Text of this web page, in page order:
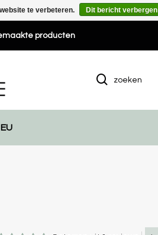
producten
zoeken
te verbeteren. Dit bericht verbergen